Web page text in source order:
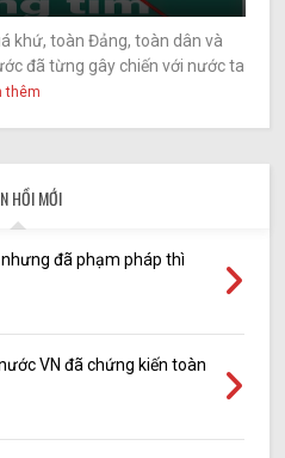
khứ, toàn Đảng, toàn dân và
đã từng gây chiến với nước ta
thêm
HỒI MỚI
đã phạm pháp thì
VN đã chứng kiến toàn